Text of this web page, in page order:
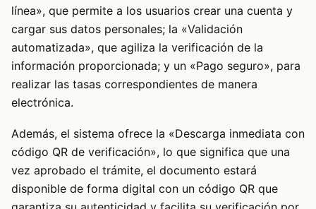
línea», que permite a los usuarios crear una cuenta y
cargar sus datos personales; la «Validación
automatizada», que agiliza la verificación de la
información proporcionada; y un «Pago seguro», para
realizar las tasas correspondientes de manera
electrónica.
Además, el sistema ofrece la «Descarga inmediata con
código QR de verificación», lo que significa que una
vez aprobado el trámite, el documento estará
disponible de forma digital con un código QR que